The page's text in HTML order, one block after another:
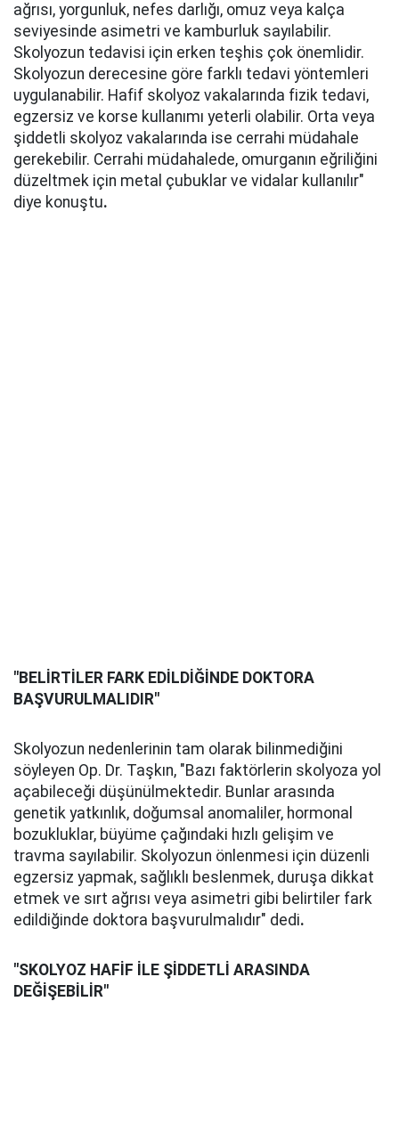
ağrısı, yorgunluk, nefes darlığı, omuz veya kalça
seviyesinde asimetri ve kamburluk sayılabilir.
Skolyozun tedavisi için erken teşhis çok önemlidir.
Skolyozun derecesine göre farklı tedavi yöntemleri
uygulanabilir. Hafif skolyoz vakalarında fizik tedavi,
egzersiz ve korse kullanımı yeterli olabilir. Orta veya
şiddetli skolyoz vakalarında ise cerrahi müdahale
gerekebilir. Cerrahi müdahalede, omurganın eğriliğini
düzeltmek için metal çubuklar ve vidalar kullanılır"
diye konuştu.
"BELİRTİLER FARK EDİLDİĞİNDE DOKTORA
BAŞVURULMALIDIR"
Skolyozun nedenlerinin tam olarak bilinmediğini
söyleyen Op. Dr. Taşkın, "Bazı faktörlerin skolyoza yol
açabileceği düşünülmektedir. Bunlar arasında
genetik yatkınlık, doğumsal anomaliler, hormonal
bozukluklar, büyüme çağındaki hızlı gelişim ve
travma sayılabilir. Skolyozun önlenmesi için düzenli
egzersiz yapmak, sağlıklı beslenmek, duruşa dikkat
etmek ve sırt ağrısı veya asimetri gibi belirtiler fark
edildiğinde doktora başvurulmalıdır" dedi.
"SKOLYOZ HAFİF İLE ŞİDDETLİ ARASINDA
DEĞİŞEBİLİR"